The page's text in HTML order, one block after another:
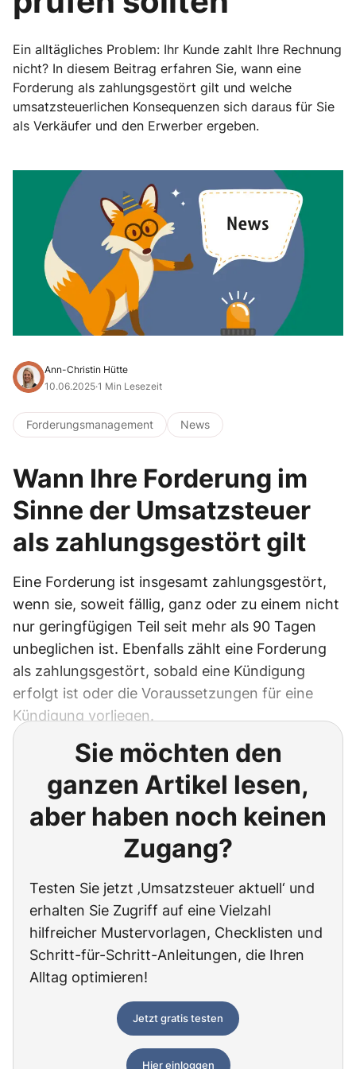
Ein alltägliches Problem: Ihr Kunde zahlt Ihre Rechnung
nicht? In diesem Beitrag erfahren Sie, wann eine
Forderung als zahlungsgestört gilt und welche
umsatzsteuerlichen Konsequenzen sich daraus für Sie
als Verkäufer und den Erwerber ergeben.
Ann-Christin Hütte
10.06.2025·1 Min Lesezeit
Forderungsmanagement News
Wann Ihre Forderung im
Sinne der Umsatzsteuer
als zahlungsgestört gilt
Eine Forderung ist insgesamt zahlungsgestört,
wenn sie, soweit fällig, ganz oder zu einem nicht
nur geringfügigen Teil seit mehr als 90 Tagen
unbeglichen ist. Ebenfalls zählt eine Forderung
als zahlungsgestört, sobald eine Kündigung
erfolgt ist oder die Voraussetzungen für eine
Kündigung vorliegen.
Sie möchten den
ganzen Artikel lesen,
aber haben noch keinen
Zugang?
Testen Sie jetzt ‚Umsatzsteuer aktuell‘ und
erhalten Sie Zugriff auf eine Vielzahl
hilfreicher Mustervorlagen, Checklisten und
Schritt-für-Schritt-Anleitungen, die Ihren
Alltag optimieren!
Jetzt gratis testen
Hier einloggen